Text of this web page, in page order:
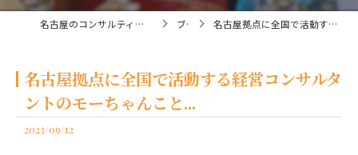
名古屋のコンサルティングなら経営コンサルタント毛利京申 ブログ 名古屋拠点に全国で活動する経営コンサルタントのモーちゃんこと...
名古屋拠点に全国で活動する経営コンサルタ
ントのモーちゃんこと...
2023/09/12